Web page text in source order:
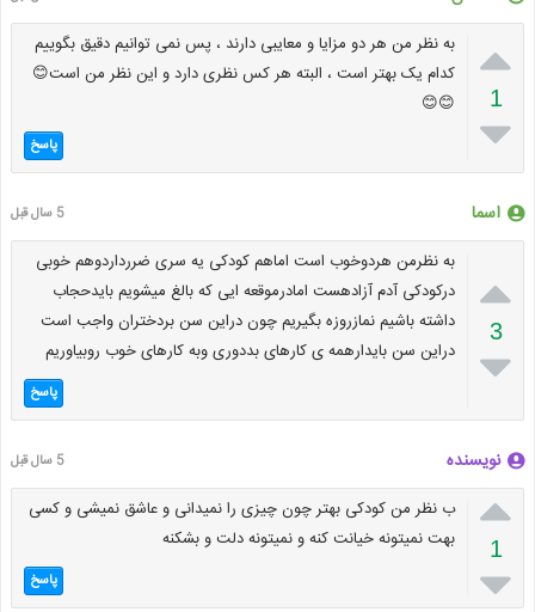

1

به نظر من هر دو مزایا و معایبی دارند ، پس نمی توانیم دقیق بگوییم
کدام یک بهتر است ، البته هر کس نظری دارد و این نظر من است😊
😊😊
پاسخ
اسما 5 سال قبل

3

به نظرمن هردوخوب است اماهم کودکی یه سری ضررداردوهم خوبی
درکودکی آدم آزادهست امادرموقعه ایی که بالغ میشویم بایدحجاب
داشته باشیم نمازروزه بگیریم چون دراین سن بردختران واجب است
دراین سن بایدارهمه ی کارهای بددوری وبه کارهای خوب روبیاوریم
پاسخ
نویسنده 5 سال قبل

1

ب نظر من کودکی بهتر چون چیزی را نمیدانی و عاشق نمیشی و کسی
بهت نمیتونه خیانت کنه و نمیتونه دلت و بشکنه
پاسخ